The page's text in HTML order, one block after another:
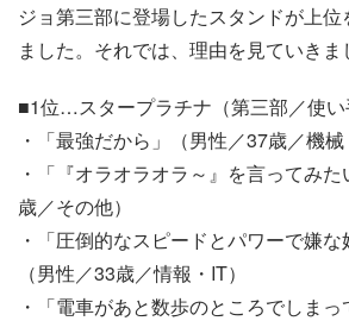
ジョ第三部に登場したスタンドが上位
ました。それでは、理由を見ていきま
■1位…スタープラチナ（第三部／使い
・「最強だから」（男性／37歳／機械
・「『オラオラオラ～』を言ってみ
歳／その他）
・「圧倒的なスピードとパワーで嫌な
（男性／33歳／情報・IT）
・「電車があと数歩のところでしま